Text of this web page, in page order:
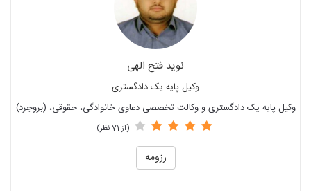
نوید فتح الهی
وکیل پایه یک دادگستری
وکیل پایه یک دادگستری و وکالت تخصصی دعاوی خانوادگی، حقوقی، (بروجرد)
(از 71 نظر)
رزومه